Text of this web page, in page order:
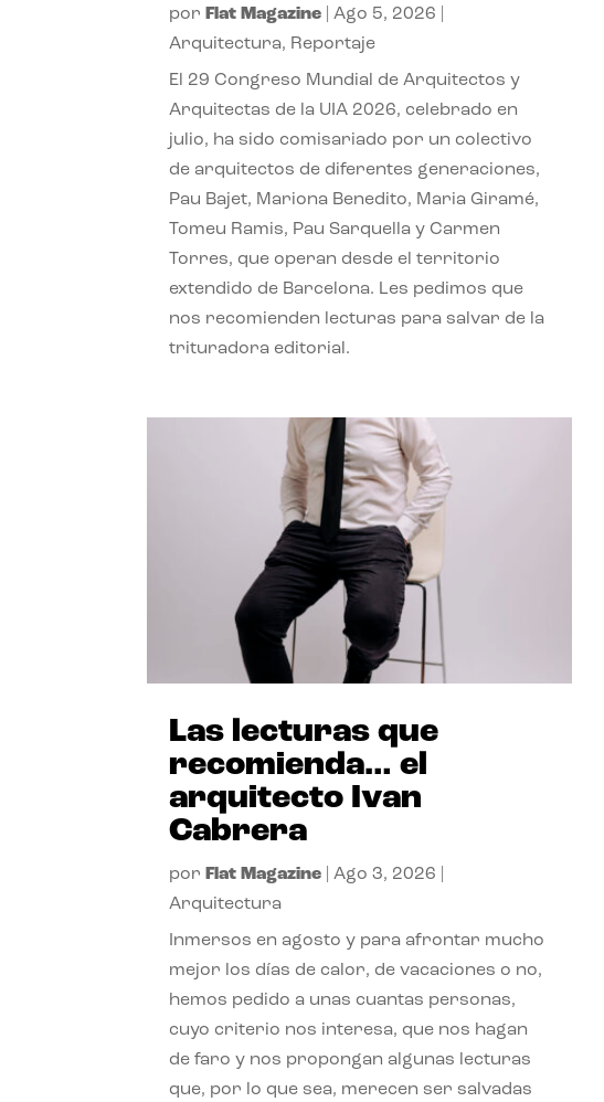
por Flat Magazine |Ago 5, 2026
Arquitectura, Reportaje
El 29 Congreso Mundial de Arquitectos y
Arquitectas de la UIA 2026, celebrado en
julio, ha sido comisariado por un colectivo
de arquitectos de diferentes generaciones,
Pau Bajet, Mariona Benedito, Maria Giramé,
Tomeu Ramis, Pau Sarquella y Carmen
Torres, que operan desde el territorio
extendido de Barcelona. Les pedimos que
nos recomienden lecturas para salvar de la
trituradora editorial.
Las lecturas que
recomienda… el
arquitecto Ivan
Cabrera
por Flat Magazine |Ago 3, 2026
Arquitectura
Inmersos en agosto y para afrontar mucho
mejor los días de calor, de vacaciones o no,
hemos pedido a unas cuantas personas,
cuyo criterio nos interesa, que nos hagan
de faro y nos propongan algunas lecturas
que, por lo que sea, merecen ser salvadas